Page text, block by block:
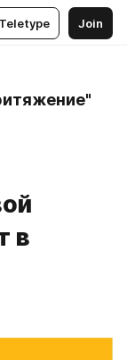
Join
в